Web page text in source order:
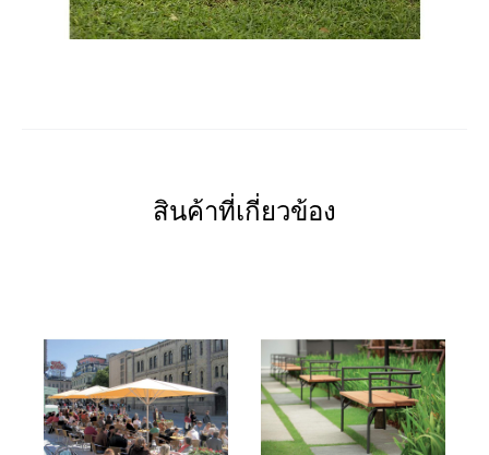
สินค้าที่เกี่ยวข้อง